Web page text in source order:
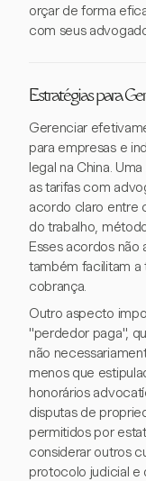
orçar de forma
com seus
Estratégias para
Gerenciar
para empresas e
legal na China.
as tarifas com
acordo claro entre
do trabalho,
Esses acordos não
também facilitam a
cobrança.
Outro aspecto
"perdedor paga",
não
menos que
honorários
disputas de
permitidos por
considerar outros
protocolo judicial e